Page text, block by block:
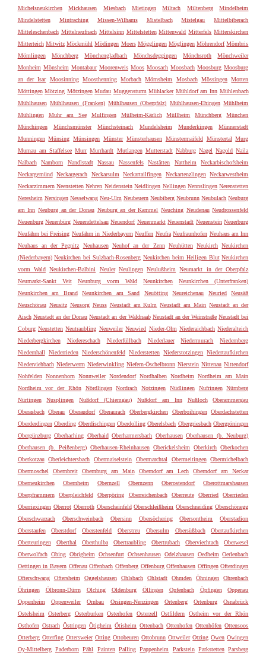
Michelsneukirchen
Mickhausen Miesbach Mietingen Miltach Miltenberg
Mindelheim
Mindelstetten
Mintraching Missen-Wilhams Mistelbach Mistelgau
Mittelbiberach
Mitteleschenbach Mittelneufnach Mittelsinn Mittelstetten Mittenwald Mitterfels Mitterskirchen
Mitterteich Mitwitz Möckmühl Mödingen Moers Mögglingen Möglingen Möhrendorf Mömbris
Mömlingen
Mönchberg Mönchengladbach Mönchsdeggingen Mönchsroth
Mönchweiler
Monheim Mönsheim Montabaur Moorenweis Moos Moosach Moosbach Moosburg Moosburg
an der Isar
Moosinning Moosthenning Morbach Mörnsheim Mosbach Mössingen Motten
Möttingen Mötzing Mötzingen Mudau Muggensturm Mühlacker Mühldorf am Inn Mühlenbach
Mühlhausen Mühlhausen (Franken) Mühlhausen (Oberpfalz) Mühlhausen-Ehingen Mühlheim
Mühlingen
Muhr am See Mulfingen Mülheim-Kärlich Müllheim Münchberg
München
Münchingen
Münchsmünster Münchsteinach Mundelsheim Munderkingen
Münnerstadt
Munningen Münsing Münsingen Münster Münsterhausen Münstermaifeld Münstertal Murg
Murnau am Staffelsee Murr Murrhardt Mutlangen Mutterstadt Nabburg Nagel Nagold Naila
Nalbach
Namborn Nandlstadt Nassau Nassenfels Nastätten Nattheim
Neckarbischofsheim
Neckargemünd Neckargerach Neckarsulm Neckartailfingen Neckartenzlingen Neckarwestheim
Neckarzimmern Neenstetten Nehren Neidenstein Neidlingen Nellingen Nennslingen Nerenstetten
Neresheim Nersingen Nesselwang Neu-Ulm Neubeuern Neubiberg Neubrunn Neubulach Neuburg
am Inn Neuburg an der Donau Neuburg an der Kammel Neuching Neudenau Neudrossenfeld
Neuenburg Neuenbürg Neuendettelsau Neuendorf Neuenmarkt Neuenstadt Neuenstein Neuerburg
Neufahrn bei Freising Neufahrn in Niederbayern Neuffen Neufra Neufraunhofen Neuhaus am Inn
Neuhaus an der Pegnitz
Neuhausen Neuhof an der Zenn Neuhütten Neukirch Neukirchen
(Niederbayern) Neukirchen bei Sulzbach-Rosenberg Neukirchen beim Heiligen Blut Neukirchen
vorm Wald Neukirchen-Balbini Neuler Neulingen Neulußheim
Neumarkt in der Oberpfalz
Neumarkt-Sankt Veit
Neunburg vorm Wald Neunkirchen
Neunkirchen (Unterfranken)
Neunkirchen am Brand
Neunkirchen am Sand Neuötting Neureichenau Neuried
Neusäß
Neuschönau Neusitz Neusorg Neuss Neustadt am Kulm Neustadt am Main Neustadt an der
Aisch Neustadt an der Donau Neustadt an der Waldnaab Neustadt an der Weinstraße Neustadt bei
Coburg Neustetten Neutraubling Neuweiler Neuwied Nieder-Olm Niederaichbach Niederalteich
Niederbergkirchen
Niedereschach Niederfüllbach Niederlauer Niedermurach
Niedernberg
Niedernhall
Niederrieden Niederschönenfeld Niederstetten Niederstotzingen Niedertaufkirchen
Niederviehbach Niederwerrn Niederwinkling Niefern-Öschelbronn Nierstein Nittenau Nittendorf
Nohfelden Nonnenhorn Nonnweiler Nordendorf Nordhalben Nordheim
Nordheim am Main
Nordheim vor der Rhön
Nördlingen Nordrach Notzingen Nüdlingen Nufringen
Nürnberg
Nürtingen
Nusplingen Nußdorf (Chiemgau) Nußdorf am Inn Nußloch
Oberammergau
Oberasbach
Oberau Oberaudorf Oberaurach Oberbergkirchen Oberboihingen
Oberdachstetten
Oberderdingen Oberding Oberdischingen Oberdolling Oberelsbach Obergriesbach Obergröningen
Obergünzburg Oberhaching Oberhaid Oberharmersbach Oberhausen Oberhausen (b. Neuburg)
Oberhausen (b. Peißenberg) Oberhausen-Rheinhausen Oberickelsheim Oberkirch Oberkochen
Oberkotzau
Oberleichtersbach Obermaiselstein Obermarchtal Obermeitingen
Obermichelbach
Obermoschel
Obernbreit Obernburg am Main Oberndorf am Lech
Oberndorf am Neckar
Oberneukirchen
Obernheim Obernzell Obernzenn Oberostendorf
Oberottmarshausen
Oberpframmern
Oberpleichfeld Oberpöring Oberreichenbach Oberreute Oberried
Oberrieden
Oberriexingen Oberrot Oberroth Oberscheinfeld Oberschleißheim Oberschneiding Oberschönegg
Oberschwarzach
Oberschweinbach Obersinn Obersöchering Obersontheim
Oberstadion
Oberstaufen
Oberstdorf Oberstenfeld Oberstreu Obersulm Obersüßbach
Obertaufkirchen
Oberteuringen
Oberthal Oberthulba Obertraubling Obertrubach Oberviechtach
Oberwesel
Oberwolfach Obing Obrigheim Ochsenfurt Ochsenhausen Odelzhausen Oedheim Oerlenbach
Oettingen in Bayern Offenau Offenbach Offenberg Offenburg Offenhausen Offingen Ofterdingen
Ofterschwang
Oftersheim Oggelshausen Ohlsbach Ohlstadt Ohmden Öhningen
Ohrenbach
Öhringen
Ölbronn-Dürrn Olching Oldenburg Öllingen Opfenbach Öpfingen
Oppenau
Oppenheim
Oppenweiler Ornbau Orsingen-Nenzingen Ortenberg Ortenburg
Osnabrück
Ostelsheim
Osterberg Osterburken Osterhofen Osterzell Ostfildern
Ostheim vor der Rhön
Osthofen Ostrach Östringen Ötigheim Ötisheim Ottenbach Ottenhofen Ottenhöfen Ottensoos
Otterberg Otterfing Ottersweier Otting Ottobeuren Ottobrunn Ottweiler Otzing Owen Owingen
Oy-Mittelberg Paderborn Pähl Painten Palling Pappenheim Parkstein Parkstetten Parsberg